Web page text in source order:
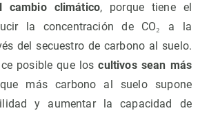
cambio climático, porque tiene el
la concentración de CO₂ a la
del secuestro de carbono al suelo.
posible que loscultivos sean más
más carbono al suelo supone
y aumentar la capacidad de